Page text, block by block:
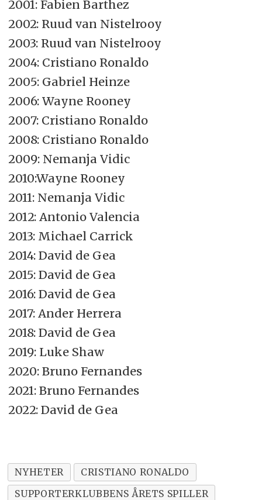
2001: Fabien Barthez
2002: Ruud van Nistelrooy
2003: Ruud van Nistelrooy
2004: Cristiano Ronaldo
2005: Gabriel Heinze
2006: Wayne Rooney
2007: Cristiano Ronaldo
2008: Cristiano Ronaldo
2009: Nemanja Vidic
2010:Wayne Rooney
2011: Nemanja Vidic
2012: Antonio Valencia
2013: Michael Carrick
2014: David de Gea
2015: David de Gea
2016: David de Gea
2017: Ander Herrera
2018: David de Gea
2019: Luke Shaw
2020: Bruno Fernandes
2021: Bruno Fernandes
2022: David de Gea
NYHETER
CRISTIANO RONALDO
SUPPORTERKLUBBENS ÅRETS SPILLER